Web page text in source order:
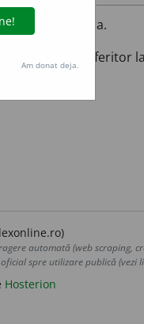
Hunedoara.
, referitor
automată (web scraping,
spre utilizare publică (vezi
Hosterion
Am donat deja.